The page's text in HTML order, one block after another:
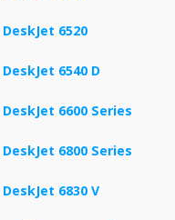
DeskJet 6520
DeskJet 6540 D
DeskJet 6600 Series
DeskJet 6800 Series
DeskJet 6830 V